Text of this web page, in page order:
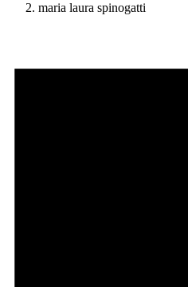
maria laura spinogatti